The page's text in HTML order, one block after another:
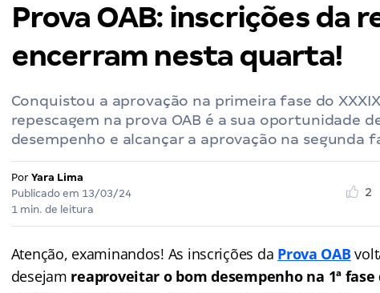
Prova OAB: inscrições da
encerram nesta quarta!
Conquistou a aprovação na primeira fase do
repescagem na prova OAB é a sua oportunidade
desempenho e alcançar a aprovação na segunda
Por Yara Lima
Publicado em 13/03/24
1 min. de leitura
2
Atenção, examinandos! As inscrições da Prova OAB
desejam reaproveitar o bom desempenho na 1ª fase